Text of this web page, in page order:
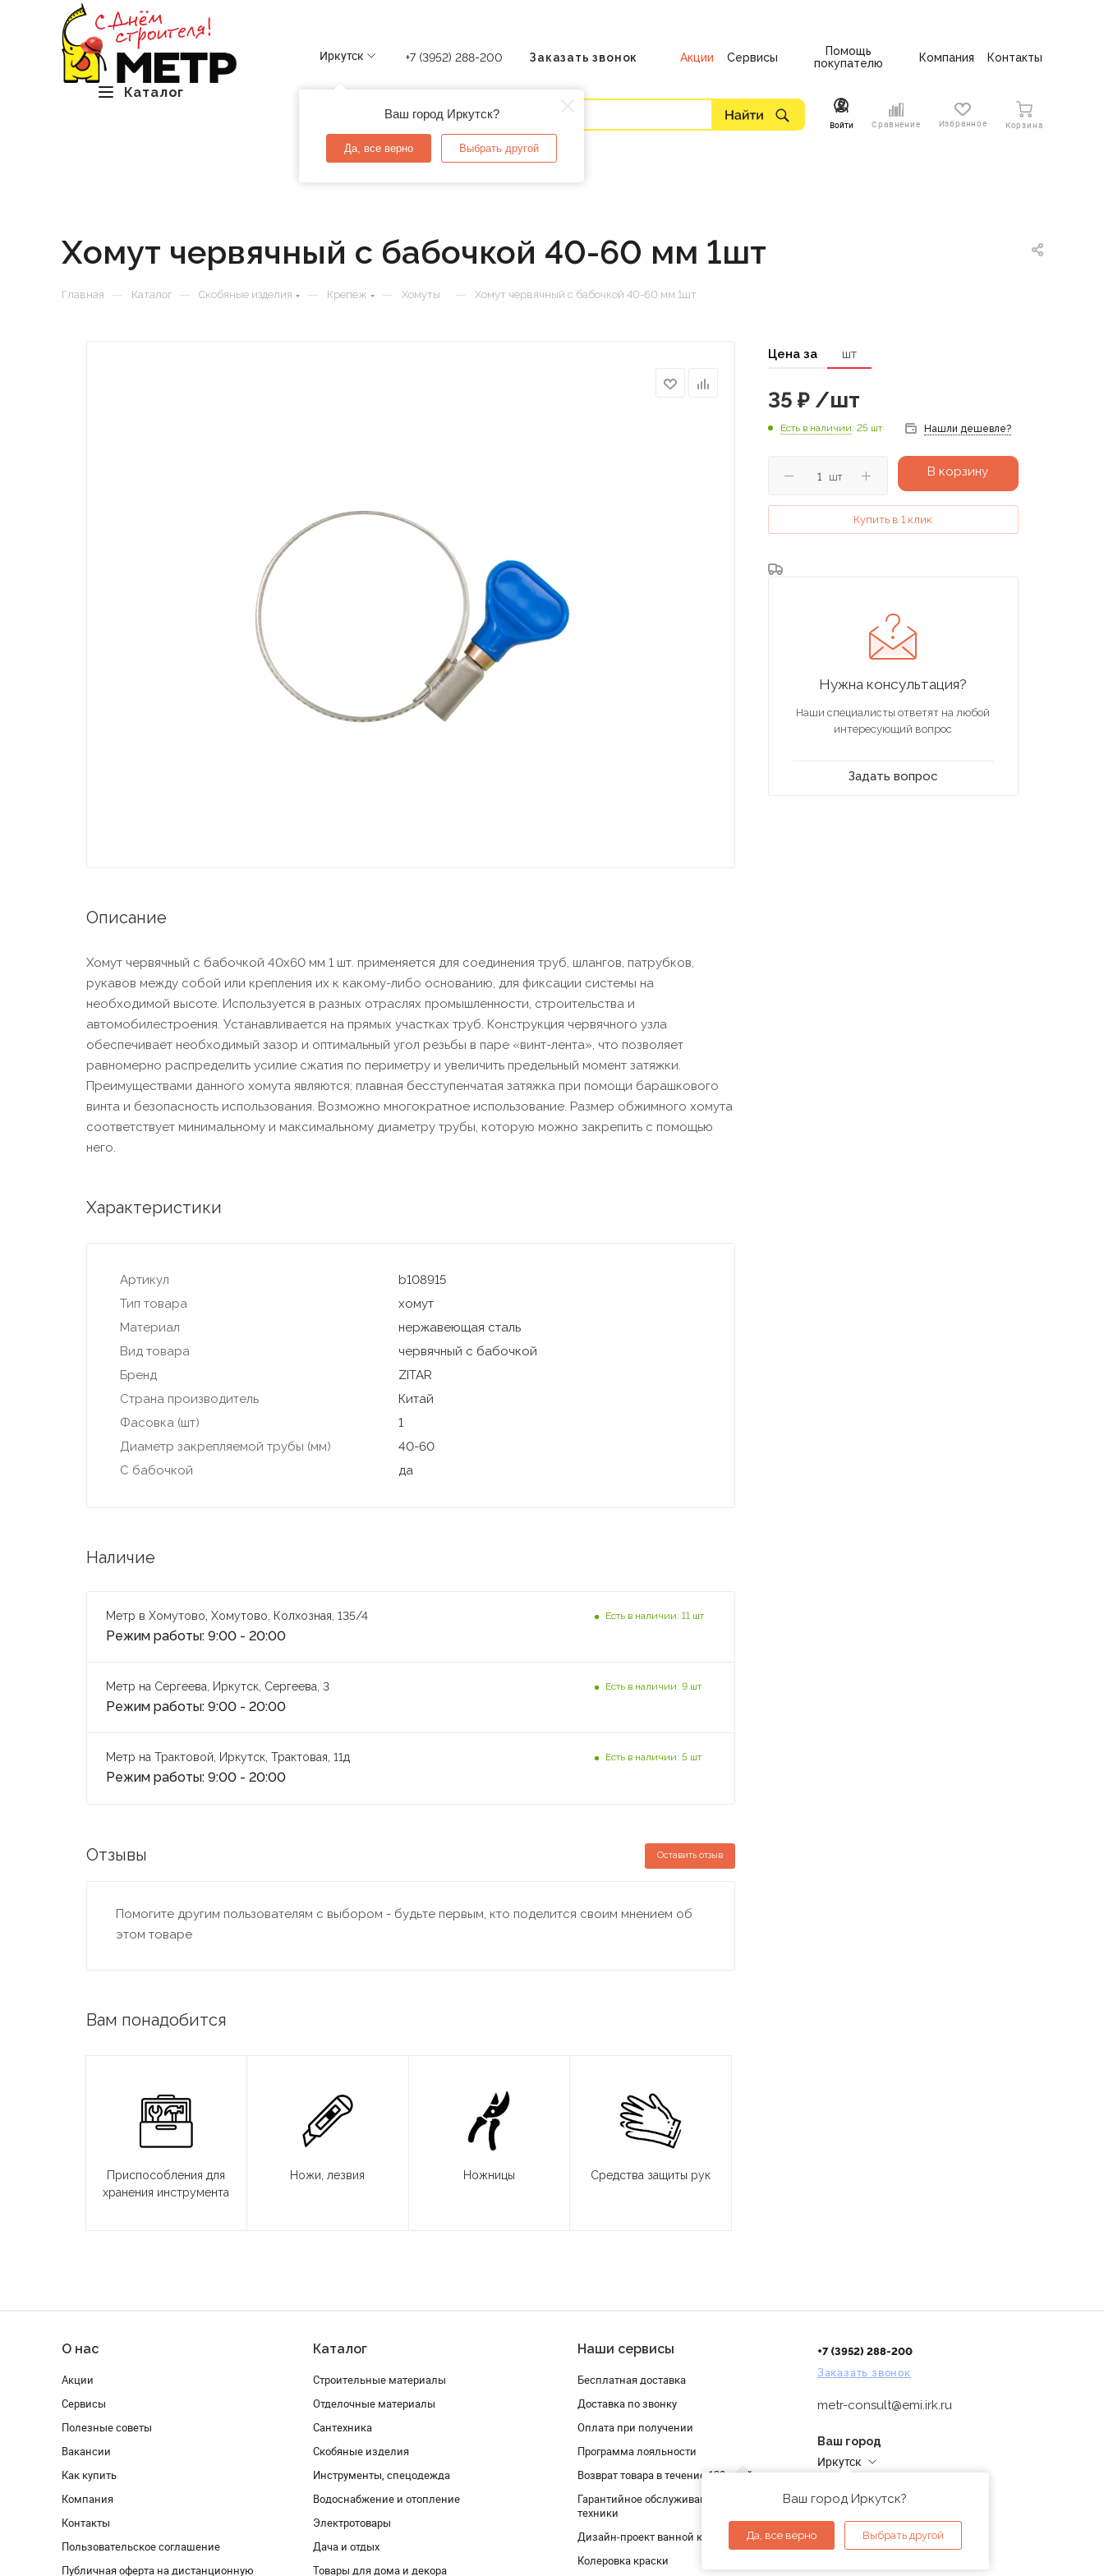
Каталог
Иркутск
Ваш город Иркутск?
Да, все верно Выбрать другой
+7 (3952) 288-200 Заказать звонок Акции Сервисы
Помощь
покупателю
Компания Контакты
Войти Сравнение Избранное Корзина
Хомут червячный с бабочкой 40-60 мм 1шт
Главная — Каталог — Скобяные изделия — Крепеж — Хомуты — Хомут червячный с бабочкой 40-60 мм 1шт
Описание
Хомут червячный с бабочкой 40х60 мм 1 шт. применяется для соединения труб, шлангов, патрубков,
рукавов между собой или крепления их к какому-либо основанию, для фиксации системы на
необходимой высоте. Используется в разных отраслях промышленности, строительства и
автомобилестроения. Устанавливается на прямых участках труб. Конструкция червячного узла
обеспечивает необходимый зазор и оптимальный угол резьбы в паре «винт-лента», что позволяет
равномерно распределить усилие сжатия по периметру и увеличить предельный момент затяжки.
Преимуществами данного хомута являются: плавная бесступенчатая затяжка при помощи барашкового
винта и безопасность использования. Возможно многократное использование. Размер обжимного хомута
соответствует минимальному и максимальному диаметру трубы, которую можно закрепить с помощью
него.
Характеристики
Артикул
b108915
Тип товара
хомут
Материал
нержавеющая сталь
Вид товара
червячный с бабочкой
Бренд
ZITAR
Страна производитель
Китай
Фасовка (шт)
1
Диаметр закрепляемой трубы (мм)
40-60
С бабочкой
да
Наличие
Метр в Хомутово, Хомутово, Колхозная, 135/4
Режим работы: 9:00 - 20:00
Есть в наличии: 11 шт
Метр на Сергеева, Иркутск, Сергеева, 3
Режим работы: 9:00 - 20:00
Есть в наличии: 9 шт
Метр на Трактовой, Иркутск, Трактовая, 11д
Режим работы: 9:00 - 20:00
Есть в наличии: 5 шт
Отзывы Оставить отзыв
Помогите другим пользователям с выбором - будьте первым, кто поделится своим мнением об
этом товаре
Вам понадобится
Приспособления для
хранения инструмента
Ножи, лезвия Ножницы Средства защиты рук
Цена за шт
35 ₽/шт
Есть в наличии: 25 шт Нашли дешевле?
шт В корзину
Купить в 1 клик
Нужна консультация?
Наши специалисты ответят на любой
интересующий вопрос
Задать вопрос
О нас
Акции
Сервисы
Полезные советы
Вакансии
Как купить
Компания
Контакты
Пользовательское соглашение
Публичная оферта на дистанционную
Каталог
Строительные материалы
Отделочные материалы
Сантехника
Скобяные изделия
Инструменты, спецодежда
Водоснабжение и отопление
Электротовары
Дача и отдых
Товары для дома и декора
Наши сервисы
Бесплатная доставка
Доставка по звонку
Оплата при получении
Программа лояльности
Возврат товара в течение 120 дней
Гарантийное обслуживание и проверка
техники
Дизайн-проект ванной комнаты
Колеровка краски
+7 (3952) 288-200
Заказать звонок
metr-consult@emi.irk.ru
Ваш город
Иркутск
Ваш город Иркутск?
Да, все верно Выбрать другой